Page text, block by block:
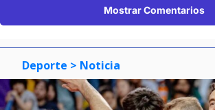
Mostrar Comentarios
Deporte > Noticia